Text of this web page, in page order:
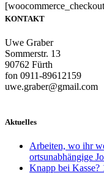
KONTAKT
Uwe Graber
Sommerstr. 13
90762 Fürth
fon 0911-89612159
uwe.graber@gmail.com
Aktuelles
Arbeiten, wo ihr
ortsunabhängige
Knapp bei Kasse?